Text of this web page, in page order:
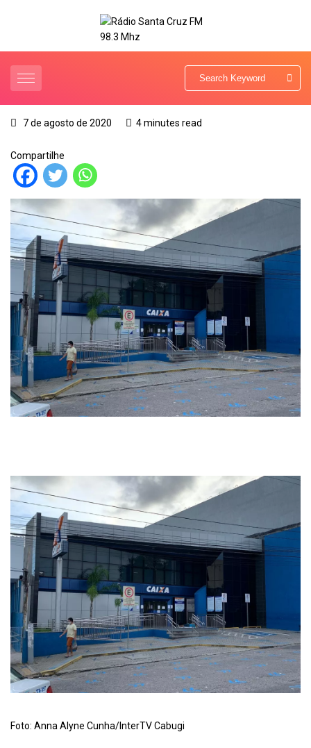
7 de agosto de 2020 4 minutes read
Compartilhe
Foto: Anna Alyne Cunha/InterTV Cabugi